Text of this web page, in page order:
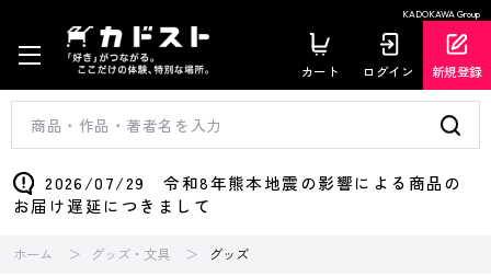
KADOKAWA Group
カート ログイン 新規登録
2026/07/29 令和8年熊本地震の影響による商品の
お届け遅延につきまして
ホーム グッズ・文具 グッズ